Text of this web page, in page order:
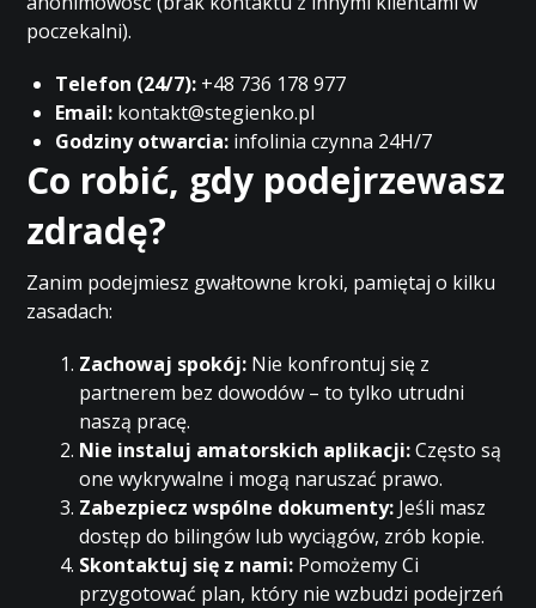
poczekalni).
Telefon (24/7): +48 736 178 977
Email: kontakt@stegienko.pl
Godziny otwarcia: infolinia czynna 24H/7
Co robić, gdy podejrzewasz
zdradę?
Zanim podejmiesz gwałtowne kroki, pamiętaj o kilku
zasadach:
Zachowaj spokój: Nie konfrontuj się z
partnerem bez dowodów – to tylko utrudni
naszą pracę.
Nie instaluj amatorskich aplikacji:Często są
one wykrywalne i mogą naruszać prawo.
Zabezpiecz wspólne dokumenty: Jeśli masz
dostęp do bilingów lub wyciągów, zrób kopie.
Skontaktuj się z nami: Pomożemy Ci
przygotować plan, który nie wzbudzi podejrzeń